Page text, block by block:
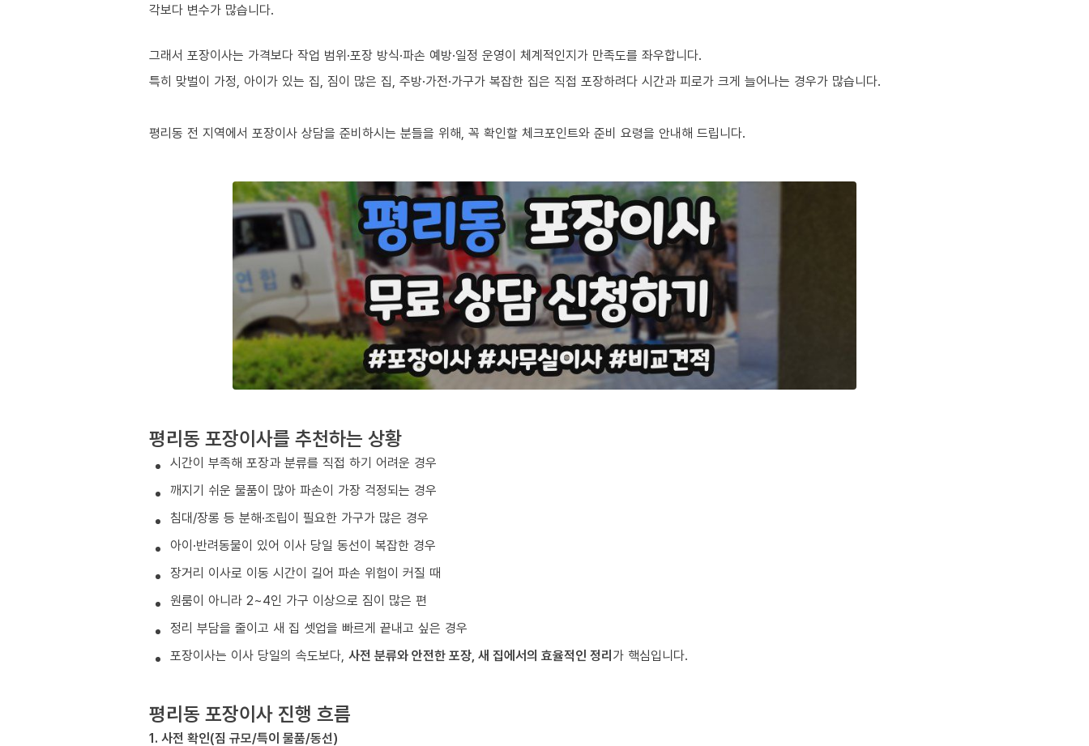
각보다 변수가 많습니다.
그래서 포장이사는 가격보다 작업 범위·포장 방식·파손 예방·일정 운영이 체계적인지가 만족도를 좌우합니다.
특히 맞벌이 가정, 아이가 있는 집, 짐이 많은 집, 주방·가전·가구가 복잡한 집은 직접 포장하려다 시간과 피로가 크게 늘어나는 경우가 많습니다.
평리동 전 지역에서 포장이사 상담을 준비하시는 분들을 위해, 꼭 확인할 체크포인트와 준비 요령을 안내해 드립니다.
평리동 포장이사를 추천하는 상황
시간이 부족해 포장과 분류를 직접 하기 어려운 경우
깨지기 쉬운 물품이 많아 파손이 가장 걱정되는 경우
침대/장롱 등 분해·조립이 필요한 가구가 많은 경우
아이·반려동물이 있어 이사 당일 동선이 복잡한 경우
장거리 이사로 이동 시간이 길어 파손 위험이 커질 때
원룸이 아니라 2~4인 가구 이상으로 짐이 많은 편
정리 부담을 줄이고 새 집 셋업을 빠르게 끝내고 싶은 경우
포장이사는 이사 당일의 속도보다, 사전 분류와 안전한 포장, 새 집에서의 효율적인 정리가 핵심입니다.
평리동 포장이사 진행 흐름
1. 사전 확인(짐 규모/특이 물품/동선)